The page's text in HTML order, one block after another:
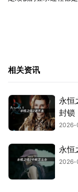
相关资讯
永恒
封锁
2026-
永恒
2026-